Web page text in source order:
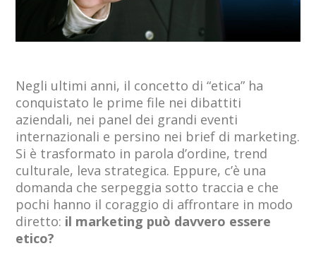
Negli ultimi anni, il concetto di “etica” ha
conquistato le prime file nei dibattiti
aziendali, nei panel dei grandi eventi
internazionali e persino nei brief di marketing.
Si è trasformato in parola d’ordine, trend
culturale, leva strategica. Eppure, c’è una
domanda che serpeggia sotto traccia e che
pochi hanno il coraggio di affrontare in modo
diretto: il marketing può davvero essere
etico?